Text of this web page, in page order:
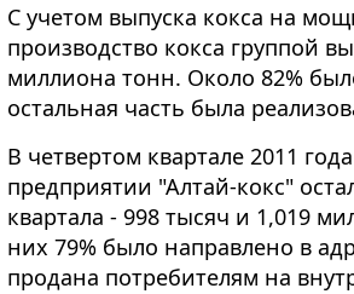
С учетом выпуска кокса на
производство кокса группой
миллиона тонн. Около 82%
остальная часть была
В четвертом квартале 2011
предприятии "Алтай-кокс"
квартала - 998 тысяч и 1,019
них 79% было направлено в
продана потребителям на